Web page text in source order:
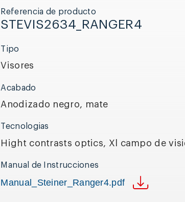
Referencia de producto
STEVIS2634_RANGER4
Tipo
Visores
Acabado
Anodizado negro, mate
Tecnologias
Hight contrasts optics, Xl campo de
Manual de Instrucciones
Manual_Steiner_Ranger4.pdf